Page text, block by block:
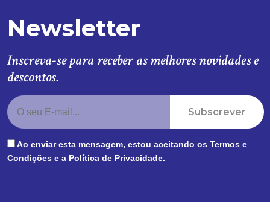
Newsletter
Inscreva-se para receber as melhores novidades e
descontos.
Subscrever
Ao enviar esta mensagem, estou aceitando os Termos e
Condições e a Política de Privacidade.